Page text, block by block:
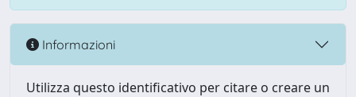
Informazioni
Utilizza questo identificativo per citare o creare un